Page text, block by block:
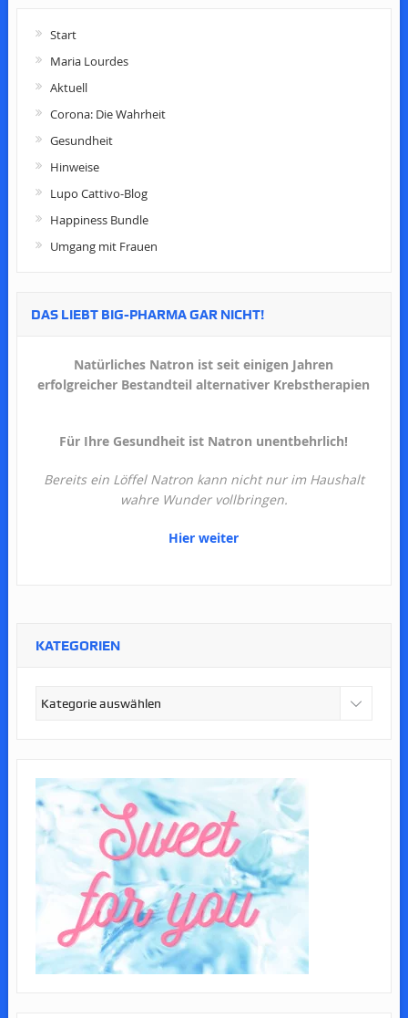
Start
Maria Lourdes
Aktuell
Corona: Die Wahrheit
Gesundheit
Hinweise
Lupo Cattivo-Blog
Happiness Bundle
Umgang mit Frauen
DAS LIEBT BIG-PHARMA GAR NICHT!
Natürliches Natron ist seit einigen Jahren
erfolgreicher Bestandteil alternativer Krebstherapien
Für Ihre Gesundheit ist Natron unentbehrlich!
Bereits ein Löffel Natron kann nicht nur im Haushalt
wahre Wunder vollbringen.
Hier weiter
KATEGORIEN